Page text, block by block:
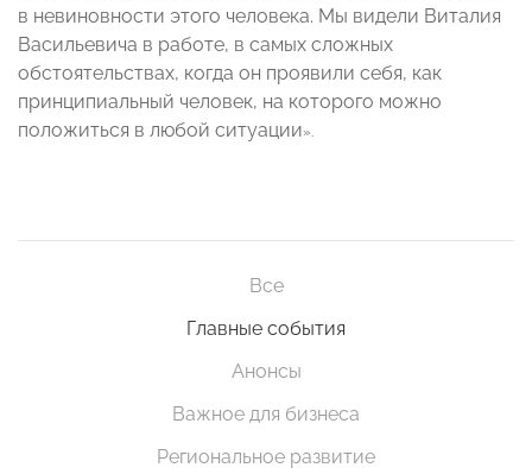
в невиновности этого человека. Мы видели Виталия
Васильевича в работе, в самых сложных
обстоятельствах, когда он проявили себя, как
принципиальный человек, на которого можно
положиться в любой ситуации».
Все
Главные события
Анонсы
Важное для бизнеса
Региональное развитие